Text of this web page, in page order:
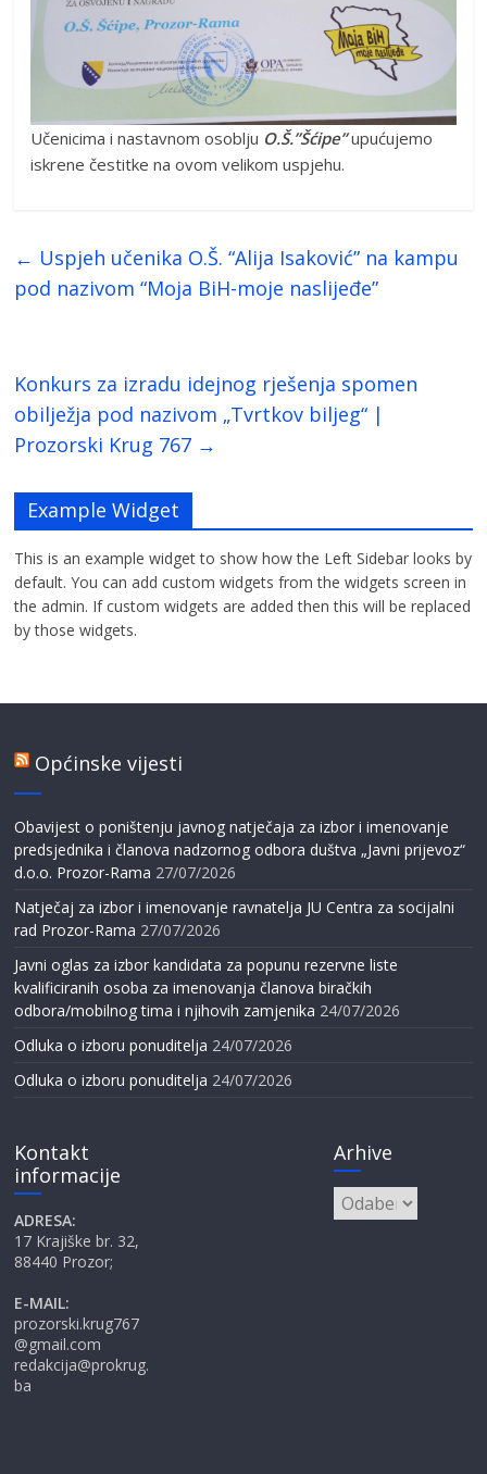
Učenicima i nastavnom osoblju O.Š.”Šćipe”upućujemo
iskrene čestitke na ovom velikom uspjehu.
← Uspjeh učenika O.Š. “Alija Isaković” na kampu
pod nazivom “Moja BiH-moje naslijeđe”
Konkurs za izradu idejnog rješenja spomen
obilježja pod nazivom „Tvrtkov biljeg“ |
Prozorski Krug 767 →
Example Widget
This is an example widget to show how the Left Sidebar looks by
default. You can add custom widgets from the widgets screen in
the admin. If custom widgets are added then this will be replaced
by those widgets.
Općinske vijesti
Obavijest o poništenju javnog natječaja za izbor i imenovanje
predsjednika i članova nadzornog odbora duštva „Javni prijevoz“
d.o.o. Prozor-Rama 27/07/2026
Natječaj za izbor i imenovanje ravnatelja JU Centra za socijalni
rad Prozor-Rama 27/07/2026
Javni oglas za izbor kandidata za popunu rezervne liste
kvalificiranih osoba za imenovanja članova biračkih
odbora/mobilnog tima i njihovih zamjenika 24/07/2026
Odluka o izboru ponuditelja 24/07/2026
Odluka o izboru ponuditelja 24/07/2026
Kontakt
informacije
ADRESA:
17 Krajiške br. 32,
88440 Prozor;
E-MAIL:
prozorski.krug767
@gmail.com
redakcija@prokrug.
ba
Arhive
Arhive